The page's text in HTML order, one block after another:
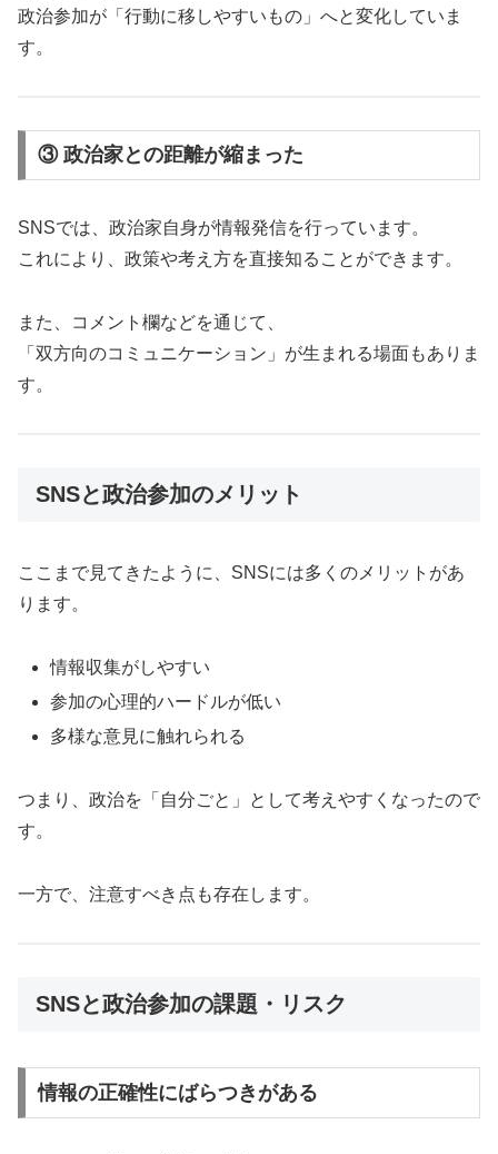
政治参加が「行動に移しやすいもの」へと変化していま
す。
③ 政治家との距離が縮まった
SNSでは、政治家自身が情報発信を行っています。
これにより、政策や考え方を直接知ることができます。
また、コメント欄などを通じて、
「双方向のコミュニケーション」が生まれる場面もありま
す。
SNSと政治参加のメリット
ここまで見てきたように、SNSには多くのメリットがあ
ります。
情報収集がしやすい
参加の心理的ハードルが低い
多様な意見に触れられる
つまり、政治を「自分ごと」として考えやすくなったので
す。
一方で、注意すべき点も存在します。
SNSと政治参加の課題・リスク
情報の正確性にばらつきがある